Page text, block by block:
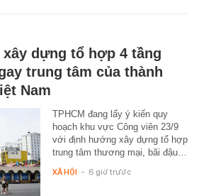
xây dựng tổ hợp 4 tầng
trung tâm của thành
Nam
TPHCM đang lấy ý kiến quy
hoạch khu vực Công viên 23/9
với định hướng xây dựng tổ hợp
trung tâm thương mại, bãi đậu…
XÃ HỘI - 6 giờ trước